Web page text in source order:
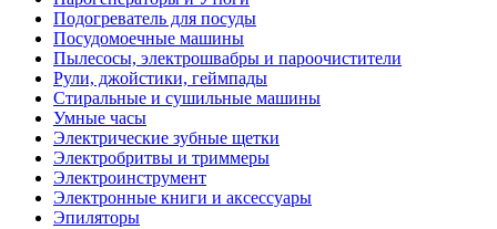
Подогреватель для посуды
Посудомоечные машины
Пылесосы, электрошвабры и пароочистители
Рули, джойстики, геймпады
Стиральные и сушильные машины
Умные часы
Электрические зубные щетки
Электробритвы и триммеры
Электроинструмент
Электронные книги и аксессуары
Эпиляторы